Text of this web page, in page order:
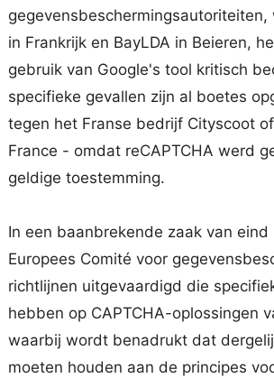
gegevensbeschermingsautoriteiten,
in Frankrijk en BayLDA in Beieren,
gebruik van Google's tool kritisch
specifieke gevallen zijn al boetes
tegen het Franse bedrijf Cityscoot
France - omdat reCAPTCHA werd
geldige toestemming.
In een baanbrekende zaak van
Europees Comité voor
richtlijnen uitgevaardigd die
hebben op CAPTCHA-oplossingen
waarbij wordt benadrukt dat
moeten houden aan de principes